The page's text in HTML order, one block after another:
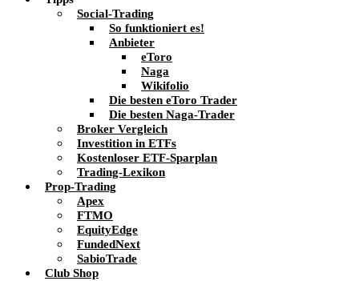
Social-Trading
So funktioniert es!
Anbieter
eToro
Naga
Wikifolio
Die besten eToro Trader
Die besten Naga-Trader
Broker Vergleich
Investition in ETFs
Kostenloser ETF-Sparplan
Trading-Lexikon
Prop-Trading
Apex
FTMO
EquityEdge
FundedNext
SabioTrade
Club Shop